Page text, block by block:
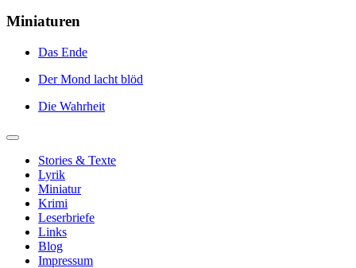
Miniaturen
Das Ende
Der Mond lacht blöd
Die Wahrheit
Stories & Texte
Lyrik
Miniatur
Krimi
Leserbriefe
Links
Blog
Impressum